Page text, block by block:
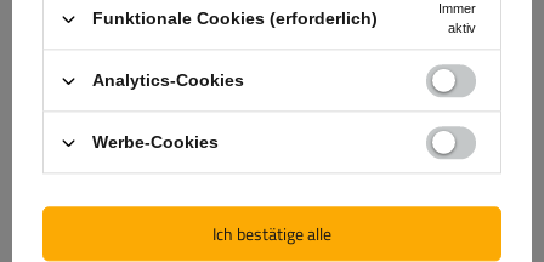
In den
legen
Funktionale Cookies (erforderlich)
Immer
aktiv
Analytics-Cookies
Werbe-Cookies
Ich bestätige alle